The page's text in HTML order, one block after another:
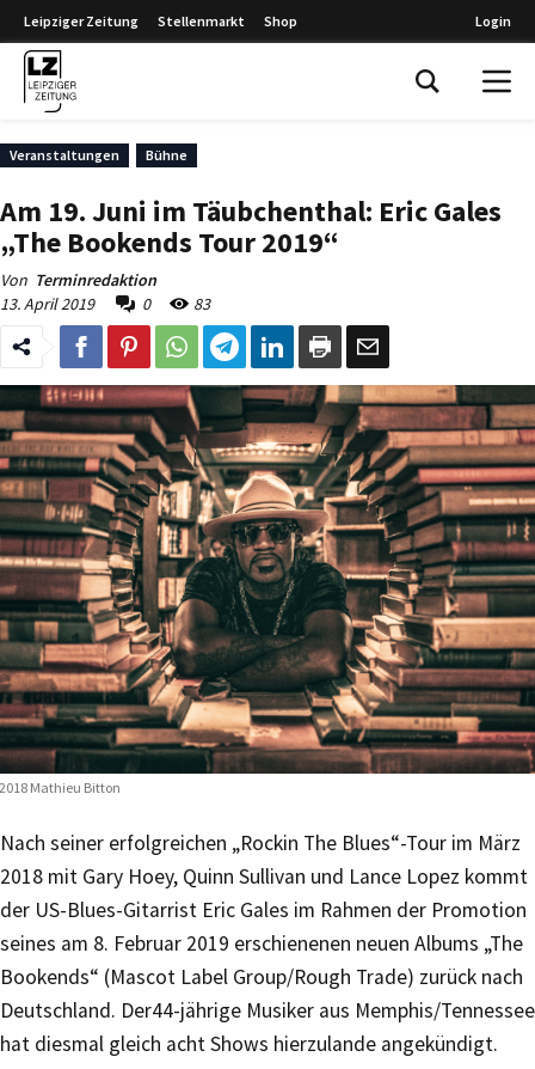
Leipziger Zeitung Stellenmarkt Shop Login
Veranstaltungen Bühne
Am 19. Juni im Täubchenthal: Eric Gales
„The Bookends Tour 2019“
Von Terminredaktion
13. April 2019
0 83
Mathieu Bitton
Nach seiner erfolgreichen „Rockin The Blues“-Tour im März
2018 mit Gary Hoey, Quinn Sullivan und Lance Lopez kommt
der US-Blues-Gitarrist Eric Gales im Rahmen der Promotion
seines am 8. Februar 2019 erschienenen neuen Albums „The
Bookends“ (Mascot Label Group/Rough Trade) zurück nach
Deutschland. Der44-jährige Musiker aus Memphis/Tennessee
hat diesmal gleich acht Shows hierzulande angekündigt.